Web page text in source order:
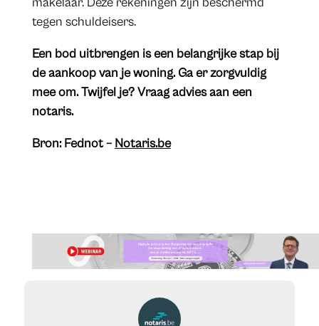
tegen schuldeisers.
Een bod uitbrengen is een belangrijke stap bij
de aankoop van je woning. Ga er zorgvuldig
mee om. Twijfel je? Vraag advies aan een
notaris.
Bron: Fednot – Notaris.be